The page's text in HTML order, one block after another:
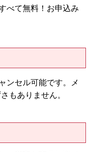
べて無料！お申込み
ンセル可能です。メ
もありません。